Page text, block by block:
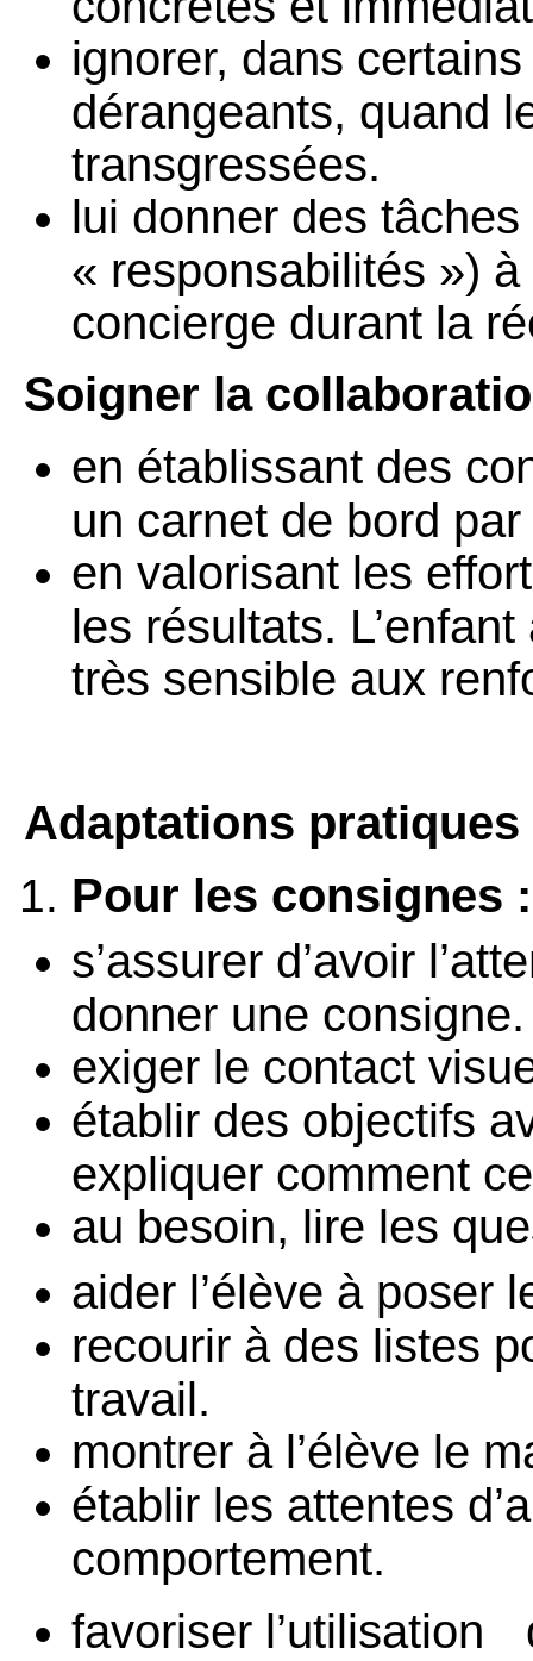
ignorer, dans
dérangeants, quand
transgressées.
lui donner des
« responsabilités »)
concierge durant la
Soigner la
en établissant des
un carnet de bord
en valorisant les
les résultats.
très sensible aux
Adaptations
Pour les consignes :
s’assurer d’avoir
donner une consigne.
exiger le contact
établir des objectifs
expliquer comment
au besoin, lire les
aider l’élève à poser
recourir à des listes
travail.
montrer à l’élève le
établir les attentes
comportement.
favoriser l’utilisation